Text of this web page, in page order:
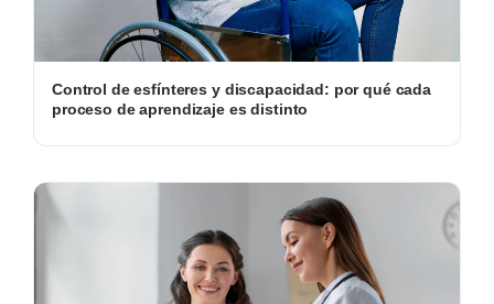
Control de esfínteres y discapacidad: por qué cada
proceso de aprendizaje es distinto